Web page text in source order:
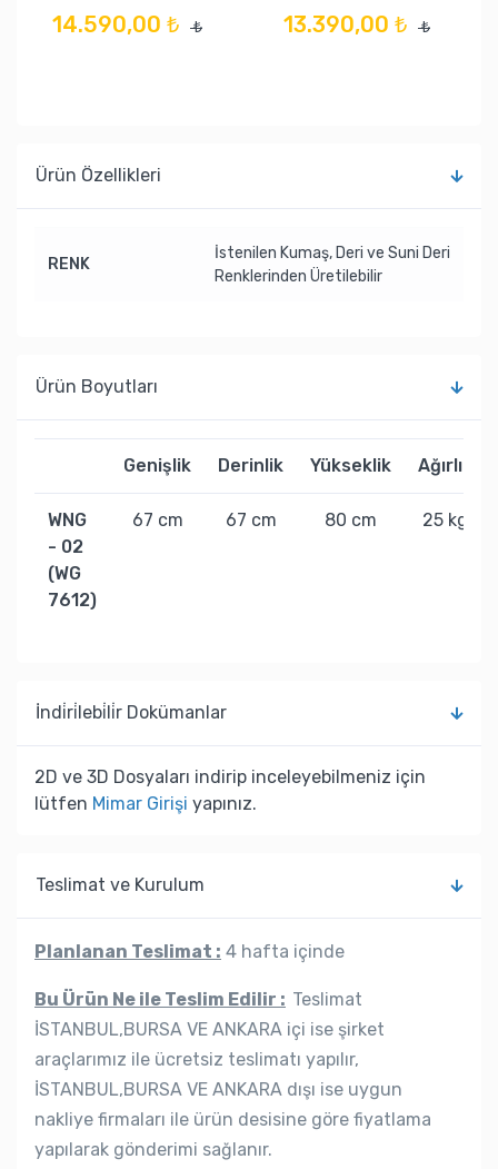
14.590,00 ₺ ₺ 13.390,00 ₺ ₺
Ürün Özellikleri
RENK
İstenilen Kumaş, Deri ve Suni Deri
Renklerinden Üretilebilir
Ürün Boyutları
Genişlik Derinlik Yükseklik Ağırlık
WNG
- 02
(WG
7612)
67 cm 67 cm 80 cm 25 kg
İndi̇ri̇lebi̇li̇r Dokümanlar
2D ve 3D Dosyaları indirip inceleyebilmeniz için
lütfen Mimar Girişi yapınız.
Teslimat ve Kurulum
Planlanan Teslimat : 4 hafta içinde
Bu Ürün Ne ile Teslim Edilir : Teslimat
İSTANBUL,BURSA VE ANKARA içi ise şirket
araçlarımız ile ücretsiz teslimatı yapılır,
İSTANBUL,BURSA VE ANKARA dışı ise uygun
nakliye firmaları ile ürün desisine göre fiyatlama
yapılarak gönderimi sağlanır.